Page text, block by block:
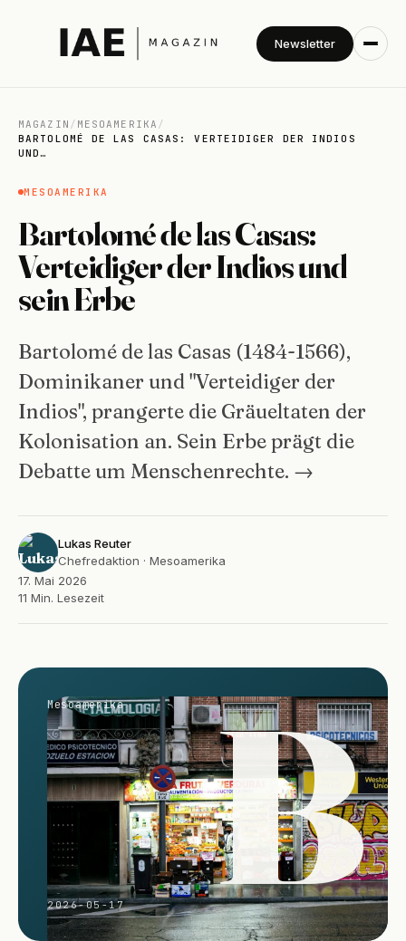
Newsletter
MAGAZIN / MESOAMERIKA /
BARTOLOMÉ DE LAS CASAS: VERTEIDIGER DER INDIOS
UND…
MESOAMERIKA
Bartolomé de las Casas:
Verteidiger der Indios und
sein Erbe
Bartolomé de las Casas (1484-1566),
Dominikaner und "Verteidiger der
Indios", prangerte die Gräueltaten der
Kolonisation an. Sein Erbe prägt die
Debatte um Menschenrechte. →
Lukas Reuter
Chefredaktion · Mesoamerika
17. Mai 2026
11 Min. Lesezeit
Mesoamerika B
2026-05-17